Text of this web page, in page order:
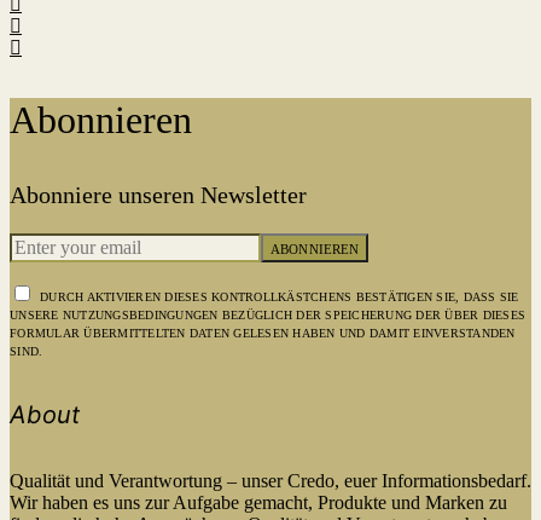
Abonnieren
Abonniere unseren Newsletter
ABONNIEREN
DURCH AKTIVIEREN DIESES KONTROLLKÄSTCHENS BESTÄTIGEN SIE, DASS SIE
UNSERE NUTZUNGSBEDINGUNGEN BEZÜGLICH DER SPEICHERUNG DER ÜBER DIESES
FORMULAR ÜBERMITTELTEN DATEN GELESEN HABEN UND DAMIT EINVERSTANDEN
SIND.
About
Qualität und Verantwortung – unser Credo, euer Informationsbedarf.
Wir haben es uns zur Aufgabe gemacht, Produkte und Marken zu